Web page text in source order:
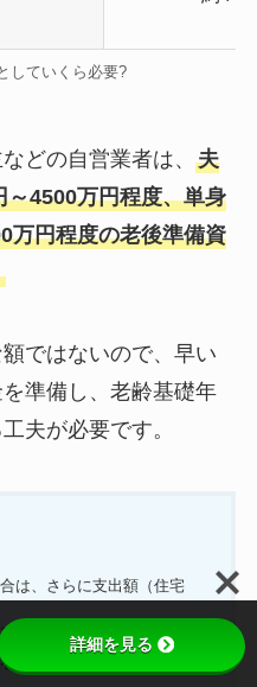
していくら必要?
どの自営業者は、 夫
4500万円程度、単身
万円程度の老後準備資
ではないので、早い
準備し、老齢基礎年
夫が必要です。
は、さらに支出額（住宅
い場合には、より多くの
詳細を見る